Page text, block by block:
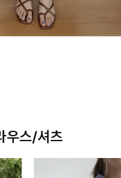
되며 데일리룩부터 출근룩, 하객룩까지
우스/셔츠